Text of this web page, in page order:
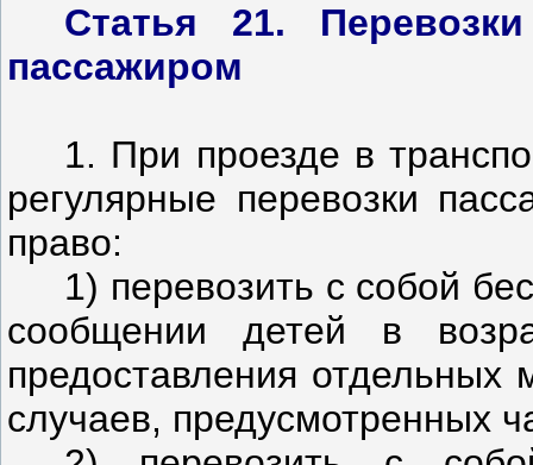
Статья 21.
пассажиром
1. При проезде в
регулярные перевозки
право:
1) перевозить с собой
сообщении детей в
предоставления
случаев, предусмотренных